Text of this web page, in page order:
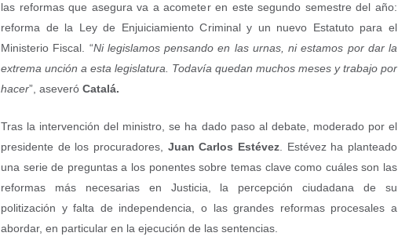
las reformas que asegura va a acometer en este segundo semestre del año:
reforma de la Ley de Enjuiciamiento Criminal y un nuevo Estatuto para el
Ministerio Fiscal. “Ni legislamos pensando en las urnas, ni estamos por dar la
extrema unción a esta legislatura. Todavía quedan muchos meses y trabajo por
hacer”, aseveró Catalá.
Tras la intervención del ministro, se ha dado paso al debate, moderado por el
presidente de los procuradores, Juan Carlos Estévez . Estévez ha planteado
una serie de preguntas a los ponentes sobre temas clave como cuáles son las
reformas más necesarias en Justicia, la percepción ciudadana de su
politización y falta de independencia, o las grandes reformas procesales a
abordar, en particular en la ejecución de las sentencias.